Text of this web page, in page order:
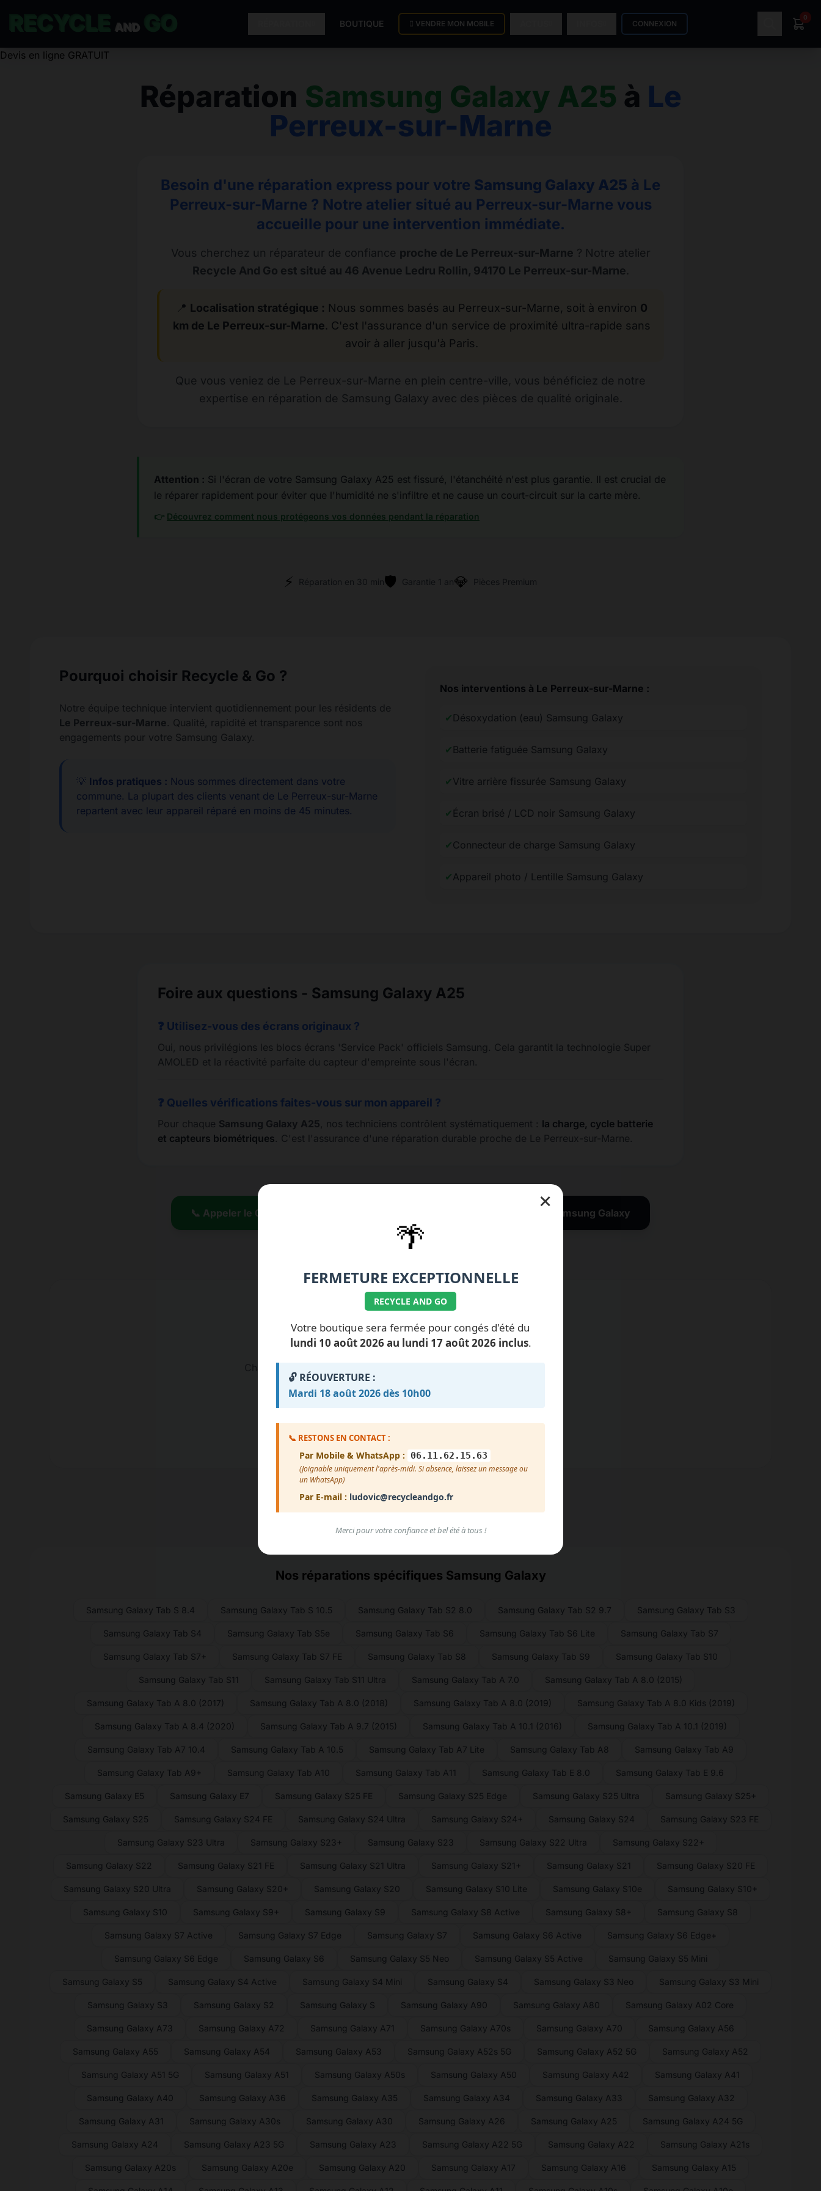
AND BOUTIQUE VENDRE MON MOBILE CONNEXION
0
Devis en ligne GRATUIT
Réparation Samsung Galaxy A25 à Le
Perreux-sur-Marne
Besoin d'une réparation express pour votre Samsung Galaxy A25 à Le
Perreux-sur-Marne ? Notre atelier situé au Perreux-sur-Marne vous
accueille pour une intervention immédiate.
Vous cherchez un réparateur de confiance proche de Le Perreux-sur-Marne ? Notre atelier
Recycle And Go est situé au 46 Avenue Ledru Rollin, 94170 Le Perreux-sur-Marne.
📍 Localisation stratégique : Nous sommes basés au Perreux-sur-Marne, soit à environ 0
km de Le Perreux-sur-Marne. C'est l'assurance d'un service de proximité ultra-rapide sans
avoir à aller jusqu'à Paris.
Que vous veniez de Le Perreux-sur-Marne en plein centre-ville, vous bénéficiez de notre
expertise en réparation de Samsung Galaxy avec des pièces de qualité originale.
Attention : Si l'écran de votre Samsung Galaxy A25 est fissuré, l'étanchéité n'est plus garantie. Il est crucial de
le réparer rapidement pour éviter que l'humidité ne s'infiltre et ne cause un court-circuit sur la carte mère.
👉 Découvrez comment nous protégeons vos données pendant la réparation
⚡ Réparation en 30 min🛡️ Garantie 1 an💎 Pièces Premium
Pourquoi choisir Recycle & Go ?
Notre équipe technique intervient quotidiennement pour les résidents de
Le Perreux-sur-Marne. Qualité, rapidité et transparence sont nos
engagements pour votre Samsung Galaxy.
💡 Infos pratiques : Nous sommes directement dans votre
commune. La plupart des clients venant de Le Perreux-sur-Marne
repartent avec leur appareil réparé en moins de 45 minutes.
Nos interventions à Le Perreux-sur-Marne :
✔ Désoxydation (eau) Samsung Galaxy
✔ Batterie fatiguée Samsung Galaxy
✔Vitre arrière fissurée Samsung Galaxy
✔ Écran brisé / LCD noir Samsung Galaxy
✔Connecteur de charge Samsung Galaxy
✔Appareil photo / Lentille Samsung Galaxy
Foire aux questions - Samsung Galaxy A25
❓ Utilisez-vous des écrans originaux ?
Oui, nous privilégions les blocs écrans 'Service Pack' officiels Samsung. Cela garantit la technologie Super
AMOLED et la réactivité parfaite du capteur d'empreinte sous l'écran.
❓ Quelles vérifications faites-vous sur mon appareil ?
Pour chaque Samsung Galaxy A25, nos techniciens contrôlent systématiquement : la charge, cycle batterie
et capteurs biométriques. C'est l'assurance d'une réparation durable proche de Le Perreux-sur-Marne.
📞 Appeler le 01.77.99.07.92 / 06.11.62.15.63 💰 Nos tarifs réparation Samsung Galaxy
ILS NOUS FONT CONFIANCE
Nos réparations spécifiques Samsung Galaxy
Samsung Galaxy Tab S 8.4 Samsung Galaxy Tab S 10.5 Samsung Galaxy Tab S2 8.0 Samsung Galaxy Tab S2 9.7 Samsung Galaxy Tab S3
Samsung Galaxy Tab S4 Samsung Galaxy Tab S5e Samsung Galaxy Tab S6 Samsung Galaxy Tab S6 Lite Samsung Galaxy Tab S7
Samsung Galaxy Tab S7+ Samsung Galaxy Tab S7 FE Samsung Galaxy Tab S8 Samsung Galaxy Tab S9 Samsung Galaxy Tab S10
Samsung Galaxy Tab S11 Samsung Galaxy Tab S11 Ultra Samsung Galaxy Tab A 7.0 Samsung Galaxy Tab A 8.0 (2015)
Samsung Galaxy Tab A 8.0 (2017) Samsung Galaxy Tab A 8.0 (2018) Samsung Galaxy Tab A 8.0 (2019) Samsung Galaxy Tab A 8.0 Kids (2019)
Samsung Galaxy Tab A 8.4 (2020) Samsung Galaxy Tab A 9.7 (2015) Samsung Galaxy Tab A 10.1 (2016) Samsung Galaxy Tab A 10.1 (2019)
Samsung Galaxy Tab A7 10.4 Samsung Galaxy Tab A 10.5 Samsung Galaxy Tab A7 Lite Samsung Galaxy Tab A8 Samsung Galaxy Tab A9
Samsung Galaxy Tab A9+ Samsung Galaxy Tab A10 Samsung Galaxy Tab A11 Samsung Galaxy Tab E 8.0 Samsung Galaxy Tab E 9.6
Samsung Galaxy E5 Samsung Galaxy E7 Samsung Galaxy S25 FE Samsung Galaxy S25 Edge Samsung Galaxy S25 Ultra Samsung Galaxy S25+
Samsung Galaxy S25 Samsung Galaxy S24 FE Samsung Galaxy S24 Ultra Samsung Galaxy S24+ Samsung Galaxy S24 Samsung Galaxy S23 FE
Samsung Galaxy S23 Ultra Samsung Galaxy S23+ Samsung Galaxy S23 Samsung Galaxy S22 Ultra Samsung Galaxy S22+
Samsung Galaxy S22 Samsung Galaxy S21 FE Samsung Galaxy S21 Ultra Samsung Galaxy S21+ Samsung Galaxy S21 Samsung Galaxy S20 FE
Samsung Galaxy S20 Ultra Samsung Galaxy S20+ Samsung Galaxy S20 Samsung Galaxy S10 Lite Samsung Galaxy S10e Samsung Galaxy S10+
Samsung Galaxy S10 Samsung Galaxy S9+ Samsung Galaxy S9 Samsung Galaxy S8 Active Samsung Galaxy S8+ Samsung Galaxy S8
Samsung Galaxy S7 Active Samsung Galaxy S7 Edge Samsung Galaxy S7 Samsung Galaxy S6 Active Samsung Galaxy S6 Edge+
Samsung Galaxy S6 Edge Samsung Galaxy S6 Samsung Galaxy S5 Neo Samsung Galaxy S5 Active Samsung Galaxy S5 Mini
Samsung Galaxy S5 Samsung Galaxy S4 Active Samsung Galaxy S4 Mini Samsung Galaxy S4 Samsung Galaxy S3 Neo Samsung Galaxy S3 Mini
Samsung Galaxy S3 Samsung Galaxy S2 Samsung Galaxy S Samsung Galaxy A90 Samsung Galaxy A80 Samsung Galaxy A02 Core
Samsung Galaxy A73 Samsung Galaxy A72 Samsung Galaxy A71 Samsung Galaxy A70s Samsung Galaxy A70 Samsung Galaxy A56
Samsung Galaxy A55 Samsung Galaxy A54 Samsung Galaxy A53 Samsung Galaxy A52s 5G Samsung Galaxy A52 5G Samsung Galaxy A52
Samsung Galaxy A51 5G Samsung Galaxy A51 Samsung Galaxy A50s Samsung Galaxy A50 Samsung Galaxy A42 Samsung Galaxy A41
Samsung Galaxy A40 Samsung Galaxy A36 Samsung Galaxy A35 Samsung Galaxy A34 Samsung Galaxy A33 Samsung Galaxy A32
Samsung Galaxy A31 Samsung Galaxy A30s Samsung Galaxy A30 Samsung Galaxy A26 Samsung Galaxy A25 Samsung Galaxy A24 5G
Samsung Galaxy A24 Samsung Galaxy A23 5G Samsung Galaxy A23 Samsung Galaxy A22 5G Samsung Galaxy A22 Samsung Galaxy A21s
Samsung Galaxy A20s Samsung Galaxy A20e Samsung Galaxy A20 Samsung Galaxy A17 Samsung Galaxy A16 Samsung Galaxy A15
×
🌴
FERMETURE EXCEPTIONNELLE
RECYCLE AND GO
Votre boutique sera fermée pour congés d'été du
lundi 10 août 2026 au lundi 17 août 2026 inclus.
🔓 RÉOUVERTURE :
Mardi 18 août 2026 dès 10h00
📞 RESTONS EN CONTACT :
Par Mobile & WhatsApp : 06.11.62.15.63
(Joignable uniquement l'après-midi. Si absence, laissez un message ou
un WhatsApp)
Par E-mail : ludovic@recycleandgo.fr
Merci pour votre confiance et bel été à tous !